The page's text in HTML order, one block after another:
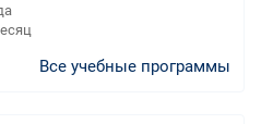
Все учебные программы